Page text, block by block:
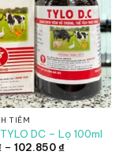
TIÊM
DC – Lọ 100ml
– 102.850₫Khoảng